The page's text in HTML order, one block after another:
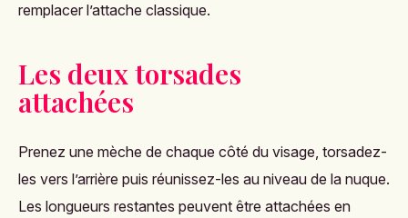
remplacer l’attache classique.
Les deux torsades
attachées
Prenez une mèche de chaque côté du visage, torsadez-
les vers l’arrière puis réunissez-les au niveau de la nuque.
Les longueurs restantes peuvent être attachées en